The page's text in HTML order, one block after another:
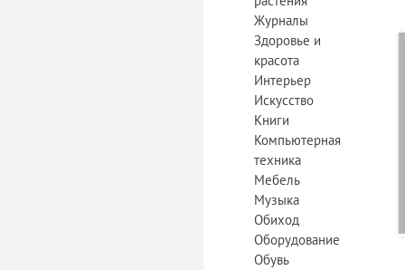
Журналы
Здоровье и
красота
Интерьер
Искусство
Книги
Компьютерная
техника
Мебель
Музыка
Обиход
Оборудование
Обувь